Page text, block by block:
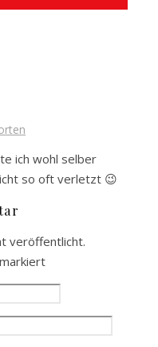
ich wohl selber
so oft verletzt 😉
veröffentlicht.
markiert